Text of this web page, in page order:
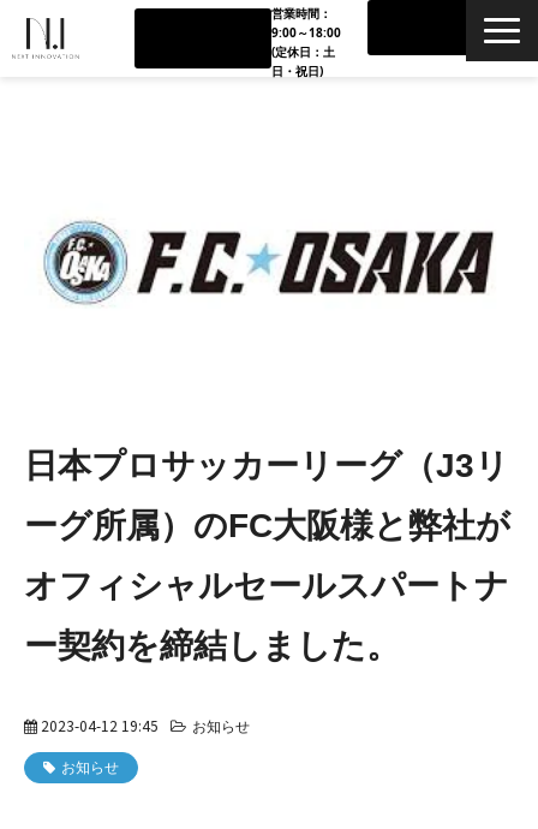
営業時間：
9:00～18:00
(定休日：土
日・祝日)
タレント支援
パートナー企業
料金体系•内容
日本プロサッカーリーグ（J3リ
ーグ所属）のFC大阪様と弊社が
オフィシャルセールスパートナ
ー契約を締結しました。
2023-04-12 19:45 お知らせ
お知らせ